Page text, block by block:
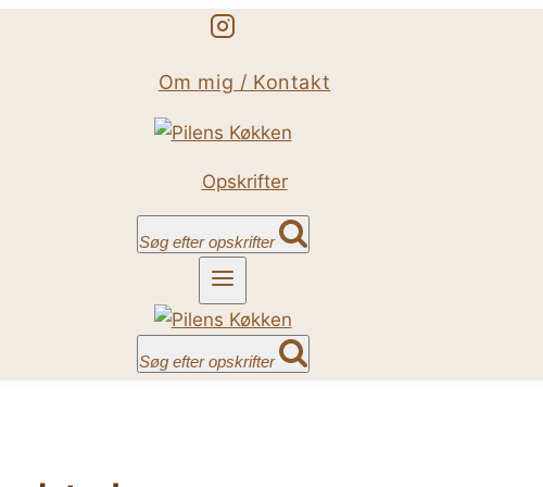
Om mig / Kontakt
Opskrifter
Søg efter opskrifter
Søg efter opskrifter